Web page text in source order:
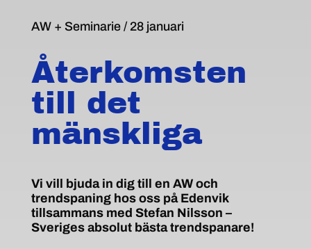
AW + Seminarie / 28 januari
Återkomsten
till det
mänskliga
Vi vill bjuda in dig till en AW och
trendspaning hos oss på Edenvik
tillsammans med Stefan Nilsson –
Sveriges absolut bästa trendspanare!